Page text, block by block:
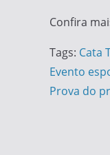
Confira
Tags: Cata
de
Evento
Prova do